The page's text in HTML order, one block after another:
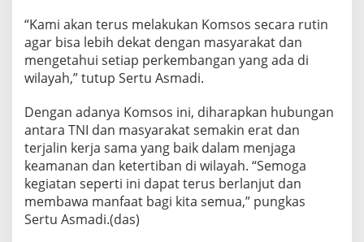
“Kami akan terus melakukan Komsos secara rutin
agar bisa lebih dekat dengan masyarakat dan
mengetahui setiap perkembangan yang ada di
wilayah,” tutup Sertu Asmadi.
Dengan adanya Komsos ini, diharapkan hubungan
antara TNI dan masyarakat semakin erat dan
terjalin kerja sama yang baik dalam menjaga
keamanan dan ketertiban di wilayah. “Semoga
kegiatan seperti ini dapat terus berlanjut dan
membawa manfaat bagi kita semua,” pungkas
Sertu Asmadi.(das)